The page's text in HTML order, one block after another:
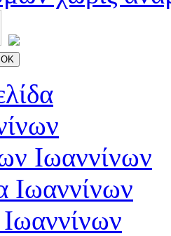
OK
Ιωαννίνων
Ιωαννίνων